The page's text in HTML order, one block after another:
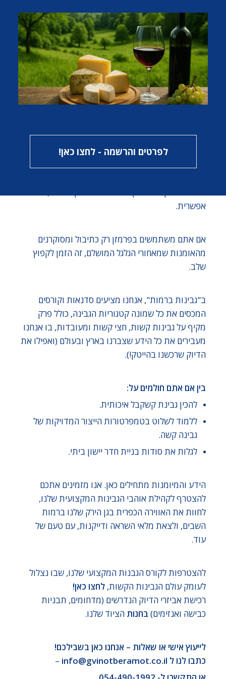
באיזה יין מומלץ לשלב פרמזן?
פרמזן מיושנת דורשת יינות בעלי גוף ועוצמה. אנחנו
אוהבים לשלב אותה עם יין אדום מבציר מאוחר או עם
יינות לבנים בעלי יישון בחבית, כמו שרדונה איכותי. גם
יינות מבעבעים יבשים כמו שמפניה או פרוסקו הם בני
לוויה נהדרים שחותכים את עושרו של הטעם.
להפוך מגבן לחוקר
גבינות
אפשרית.
אם אתם משתמשים בפרמזן רק כתיבול ומסוקרנים
מהאומנות שמאחורי הגלגל המושלם, זה הזמן לקפוץ
שלב.
ב"גבינות ברמות", אנחנו מציעים סדנאות וקורסים
המכסים את כל שמונה קטגוריות הגבינה, כולל פרק
מקיף על גבינות קשות, חצי קשות ומעובדות, בו אנחנו
מעבירים את כל הידע שצברנו בארץ ובעולם (ואפילו את
הדיוק שרכשנו בהייטק!).
בין אם אתם חולמים על:
להכין גבינת קשקבל איכותית.
ללמוד לשלוט בטמפרטורות הייצור המדויקות של
גבינה קשה.
לגלות את סודות בניית חדר יישון ביתי.
הידע והמיומנות מתחילים כאן. אנו מזמינים אתכם
להצטרף לקהילת אוהבי הגבינות המקצועית שלנו,
לחוות את האווירה הכפרית בגן הירק שלנו ברמות
השבים, ולצאת מלאי השראה ודייקנות, עם טעם של
עוד.
להצטרפות לקורס הגבנות המקצועי שלנו, שבו נצלול
לעומק עולם הגבינות הקשות, לחצו כאן!
רכישת אביזרי הדיוק הנדרשים (מדחומים, תבניות
כבישה ואנזימים) בחנות הציוד שלנו.
לייעוץ אישי או שאלות – אנחנו כאן בשבילכם!
כתבו לנו ל info@gvinotberamot.co.il
–
לפרטים והרשמה - לחצו כאן!